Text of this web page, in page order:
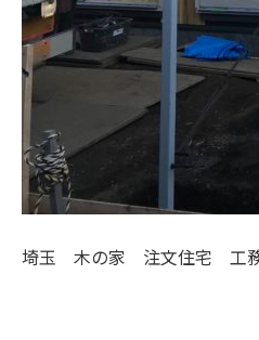
埼玉 木の家 注文住宅 工